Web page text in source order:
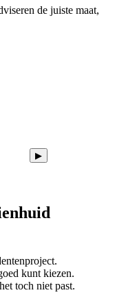
de juiste maat,
▶
kunt kiezen.
toch niet past.